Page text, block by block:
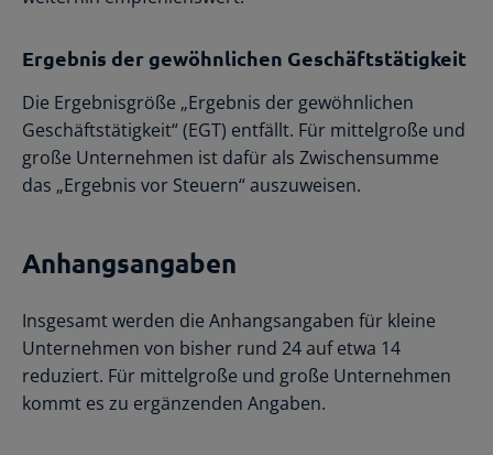
Ergebnis der gewöhnlichen Geschäftstätigkeit
Die Ergebnisgröße „Ergebnis der gewöhnlichen
Geschäftstätigkeit“ (EGT) entfällt. Für mittelgroße und
große Unternehmen ist dafür als Zwischensumme
das „Ergebnis vor Steuern“ auszuweisen.
Anhangsangaben
Insgesamt werden die Anhangsangaben für kleine
Unternehmen von bisher rund 24 auf etwa 14
reduziert. Für mittelgroße und große Unternehmen
kommt es zu ergänzenden Angaben.